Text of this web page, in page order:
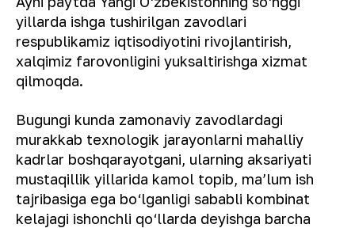
yillarda ishga tushirilgan zavodlari
respublikamiz iqtisodiyotini rivojlantirish,
xalqimiz farovonligini yuksaltirishga xizmat
qilmoqda.
Bugungi kunda zamonaviy zavodlardagi
murakkab texnologik jarayonlarni mahalliy
kadrlar boshqarayotgani, ularning aksariyati
mustaqillik yillarida kamol topib, ma’lum ish
tajribasiga ega bo‘lganligi sababli kombinat
kelajagi ishonchli qo‘llarda deyishga barcha